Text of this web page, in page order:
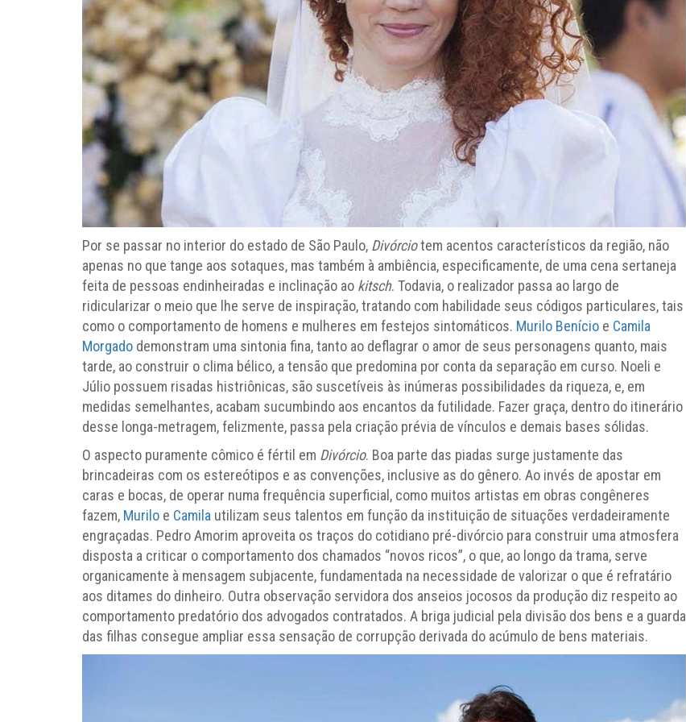
Por se passar no interior do estado de São Paulo, Divórciotem acentos característicos da região, não
apenas no que tange aos sotaques, mas também à ambiência, especificamente, de uma cena sertaneja
feita de pessoas endinheiradas e inclinação ao kitsch. Todavia, o realizador passa ao largo de
ridicularizar o meio que lhe serve de inspiração, tratando com habilidade seus códigos particulares, tais
como o comportamento de homens e mulheres em festejos sintomáticos. Murilo Benício e Camila
Morgado demonstram uma sintonia fina, tanto ao deflagrar o amor de seus personagens quanto, mais
tarde, ao construir o clima bélico, a tensão que predomina por conta da separação em curso. Noeli e
Júlio possuem risadas histriônicas, são suscetíveis às inúmeras possibilidades da riqueza, e, em
medidas semelhantes, acabam sucumbindo aos encantos da futilidade. Fazer graça, dentro do itinerário
desse longa-metragem, felizmente, passa pela criação prévia de vínculos e demais bases sólidas.
O aspecto puramente cômico é fértil em Divórcio. Boa parte das piadas surge justamente das
brincadeiras com os estereótipos e as convenções, inclusive as do gênero. Ao invés de apostar em
caras e bocas, de operar numa frequência superficial, como muitos artistas em obras congêneres
fazem, Murilo e Camila utilizam seus talentos em função da instituição de situações verdadeiramente
engraçadas. Pedro Amorim aproveita os traços do cotidiano pré-divórcio para construir uma atmosfera
disposta a criticar o comportamento dos chamados “novos ricos”, o que, ao longo da trama, serve
organicamente à mensagem subjacente, fundamentada na necessidade de valorizar o que é refratário
aos ditames do dinheiro. Outra observação servidora dos anseios jocosos da produção diz respeito ao
comportamento predatório dos advogados contratados. A briga judicial pela divisão dos bens e a guarda
das filhas consegue ampliar essa sensação de corrupção derivada do acúmulo de bens materiais.